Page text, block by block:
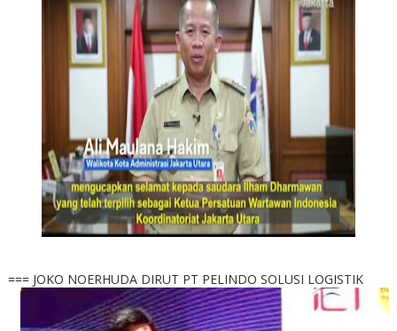
=== JOKO NOERHUDA DIRUT PT PELINDO SOLUSI LOGISTIK